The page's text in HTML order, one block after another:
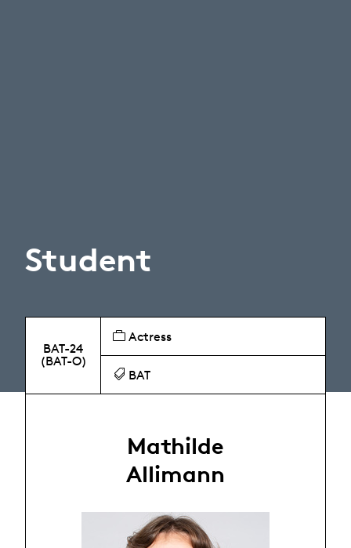
Student
BAT-24
(BAT-O)
Actress
BAT
Mathilde
Allimann